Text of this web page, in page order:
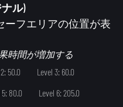
ル)
ーフエリアの位置が表
時間が増加する
50.0
Level 3: 60.0
80.0
Level 6: 205.0